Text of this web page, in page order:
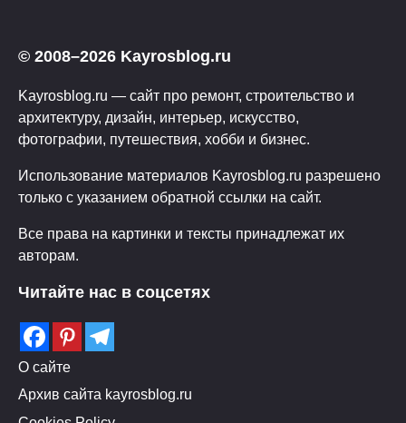
© 2008–2026 Kayrosblog.ru
Kayrosblog.ru — сайт про ремонт, строительство и
архитектуру, дизайн, интерьер, искусство,
фотографии, путешествия, хобби и бизнес.
Использование материалов Kayrosblog.ru разрешено
только с указанием обратной ссылки на сайт.
Все права на картинки и тексты принадлежат их
авторам.
Читайте нас в соцсетях
О сайте
Архив сайта kayrosblog.ru